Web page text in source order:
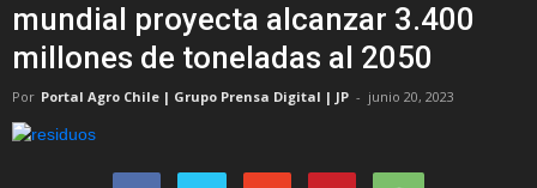
mundial proyecta alcanzar 3.400
millones de toneladas al 2050
Por Portal Agro Chile | Grupo Prensa Digital | JP - junio 20, 2023